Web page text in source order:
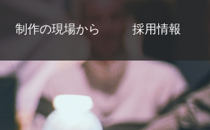
制作の現場から 採用情報